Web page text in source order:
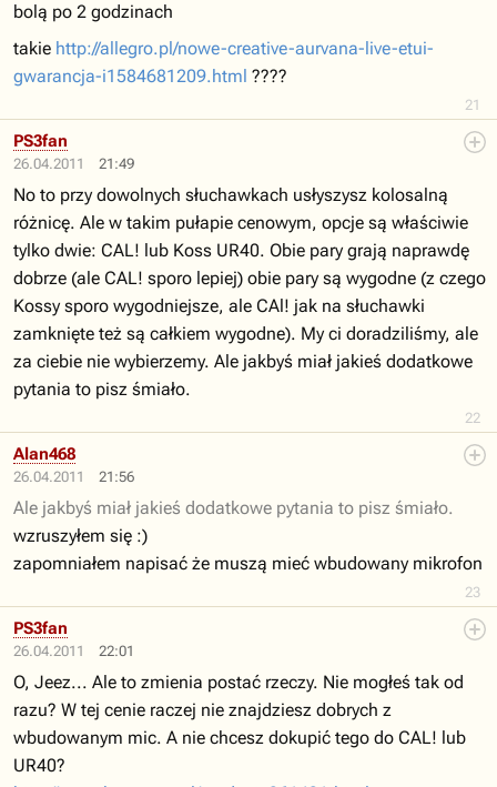
21
bolą po 2 godzinach
takie http://allegro.pl/nowe-creative-aurvana-live-etui-
gwarancja-i1584681209.html ????
26.04.2011 21:49
22
PS3fan
No to przy dowolnych słuchawkach usłyszysz kolosalną
różnicę. Ale w takim pułapie cenowym, opcje są właściwie
tylko dwie: CAL! lub Koss UR40. Obie pary grają naprawdę
dobrze (ale CAL! sporo lepiej) obie pary są wygodne (z czego
Kossy sporo wygodniejsze, ale CAl! jak na słuchawki
zamknięte też są całkiem wygodne). My ci doradziliśmy, ale
za ciebie nie wybierzemy. Ale jakbyś miał jakieś dodatkowe
pytania to pisz śmiało.
26.04.2011 21:56
23
Alan468
Ale jakbyś miał jakieś dodatkowe pytania to pisz śmiało.
wzruszyłem się :)
zapomniałem napisać że muszą mieć wbudowany mikrofon
26.04.2011 22:01
PS3fan
O, Jeez... Ale to zmienia postać rzeczy. Nie mogłeś tak od
razu? W tej cenie raczej nie znajdziesz dobrych z
wbudowanym mic. A nie chcesz dokupić tego do CAL! lub
UR40?